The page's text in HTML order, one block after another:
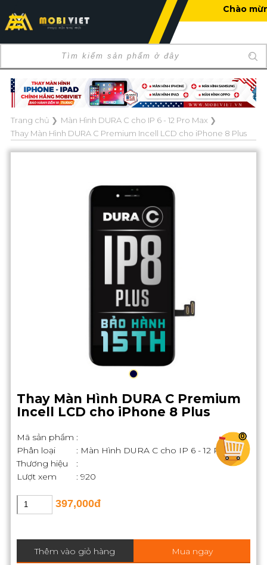
0
Chào mừng bạn đến với
Trang chủ ❯ Màn Hình DURA C cho IP 6 - 12 Pro Max ❯
Thay Màn Hình DURA C Premium Incell LCD cho iPhone 8 Plus
Thay Màn Hình DURA C Premium
Incell LCD cho iPhone 8 Plus
Mã sản phẩm :
Phân loại
: Màn Hình DURA C cho IP 6 - 12 Pro Max
Thương hiệu
:
Lượt xem
: 920
397,000đ
Thêm vào giỏ hàng Mua ngay